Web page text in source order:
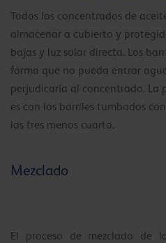
Todos los concentrados de
almacenar a cubierto y
bajas y luz solar directa. Los
forma que no pueda entrar
perjudicaría al concentrado. La
es con los barriles tumbados
las tres menos cuarto.
Mezclado
El proceso de mezclado de